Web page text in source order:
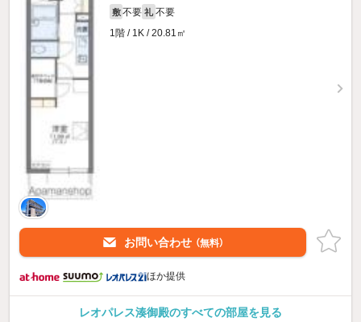
敷 不要 礼 不要
1階 / 1K / 20.81㎡
お問い合わせ （無料）
ほか提供
レオパレス湊御殿のすべての部屋を見る